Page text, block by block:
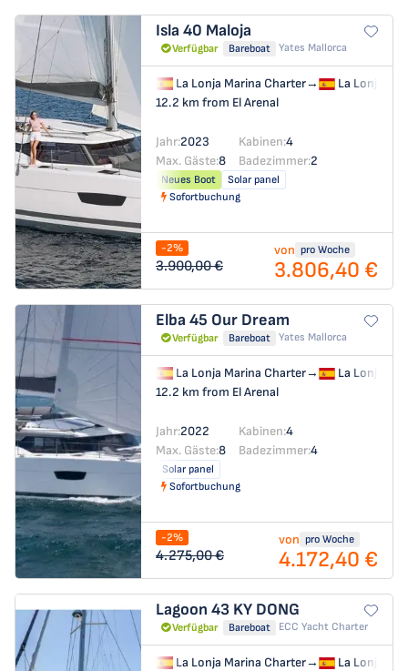
Isla 40 Maloja
Verfügbar Bareboat Yates Mallorca
La Lonja Marina Charter→
La Lonja
12.2 km from El Arenal
Jahr:2023 Kabinen:4
Max. Gäste:8 Badezimmer:2
Neues Boot
Solar panel
Sofortbuchung
-2%
3.900,00 €
von pro Woche
3.806,40 €
Elba 45 Our Dream
Verfügbar Bareboat Yates Mallorca
La Lonja Marina Charter→
La Lonja
12.2 km from El Arenal
Jahr:2022 Kabinen:4
Max. Gäste:8 Badezimmer:4
Solar panel
Sofortbuchung
-2%
4.275,00 €
von pro Woche
4.172,40 €
Lagoon 43 KY DONG
Verfügbar Bareboat ECC Yacht Charter
La Lonja Marina Charter→
La Lonja